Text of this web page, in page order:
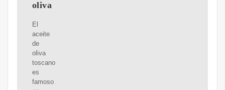
oliva
El
aceite
de
oliva
toscano
es
famoso